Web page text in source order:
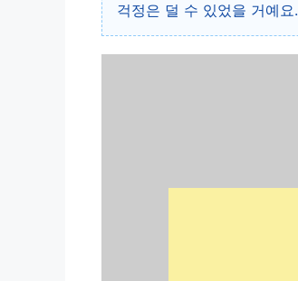
걱정은 덜 수 있었을 거예요.